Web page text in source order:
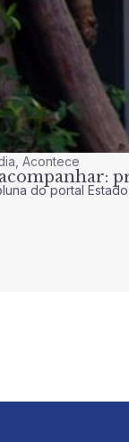
Acontece
do portal